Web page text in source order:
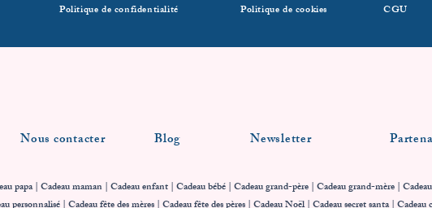
Politique de cookies CGU
Politique de confidentialité
Nous contacter Blog Newsletter
papa|Cadeau maman|Cadeau enfant|Cadeau bébé| Cadeau grand-père | Cadeau grand-mère | Cadeau